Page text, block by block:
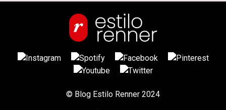
© Blog Estilo Renner 2024